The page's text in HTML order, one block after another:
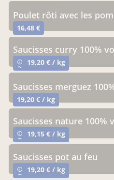
poulet rôti avec les
16,48 €
saucisses curry 100%
info_outline
~ 19,20 € / kg
saucisses merguez
19,20 € / kg
saucisses nature 100%
info_outline
~ 19,15 € / kg
saucisses pot au feu
info_outline
~ 19,20 € / kg